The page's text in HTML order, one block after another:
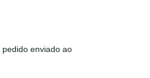
enviado ao